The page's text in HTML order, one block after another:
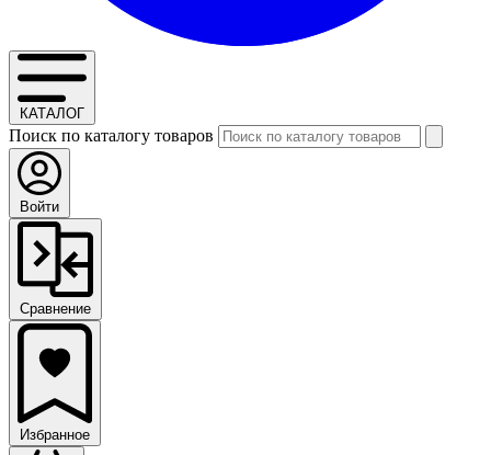
КАТАЛОГ
Поиск по каталогу товаров
Войти
Сравнение
Избранное